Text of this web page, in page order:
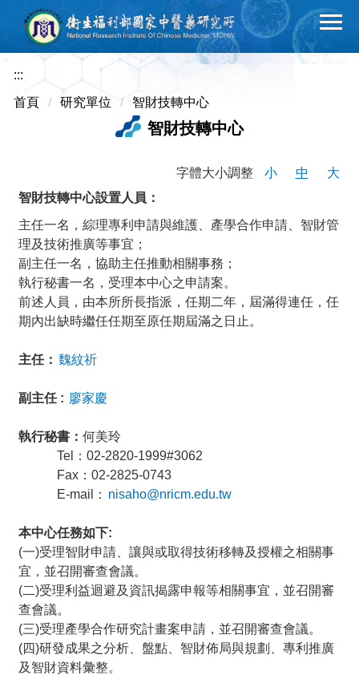
主
要
容
:::
首頁
研究單位 智財技轉中心
智財技轉中心
字體大小調整 小 中
大
智財技轉中心設置人員：
主任一名，綜理專利申請與維護、產學合作申請、智財管
理及技術推廣等事宜；
副主任一名，協助主任推動相關事務；
執行秘書一名，受理本中心之申請案。
前述人員，由本所所長指派，任期二年，屆滿得連任，任
期內出缺時繼任任期至原任期屆滿之日止。
主任： 魏紋祈
副主任 : 廖家慶
執行秘書： 何美玲
Tel：02-2820-1999#3062
Fax：02-2825-0743
E-mail： nisaho@nricm.edu.tw
本中心任務如下:
(一)受理智財申請、讓與或取得技術移轉及授權之相關事
宜，並召開審查會議。
(二)受理利益迴避及資訊揭露申報等相關事宜，並召開審
查會議。
(三)受理產學合作研究計畫案申請，並召開審查會議。
(四)研發成果之分析、盤點、智財佈局與規劃、專利推廣
及智財資料彙整。